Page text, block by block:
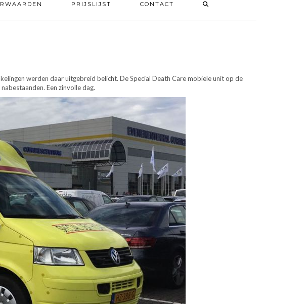
PRIJSLIJST CONTACT
werden daar uitgebreid belicht. De Special Death Care mobiele unit op de
Een zinvolle dag.